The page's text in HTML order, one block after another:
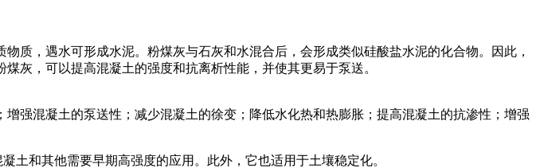
质，遇水可形成水泥。粉煤灰与石灰和水混合后，会形成类似硅酸盐水泥的化合物。因此，
灰，可以提高混凝土的强度和抗离析性能，并使其更易于泵送。
强混凝土的泵送性；减少混凝土的徐变；降低水化热和热膨胀；提高混凝土的抗渗性；增强
土和其他需要早期高强度的应用。此外，它也适用于土壤稳定化。